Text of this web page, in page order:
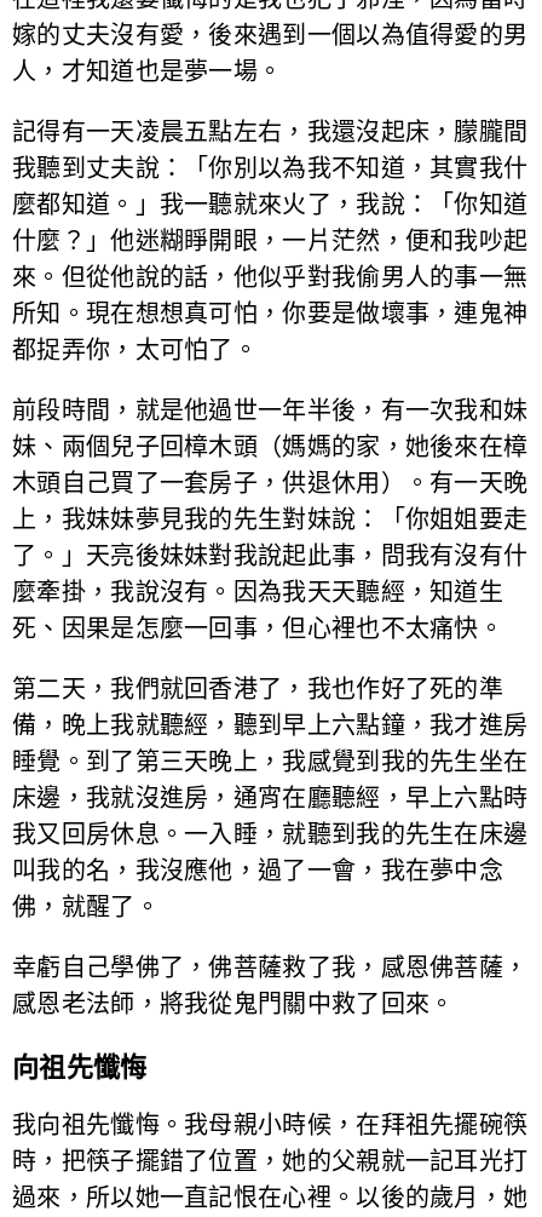
嫁的丈夫沒有愛，後來遇到一個以為值得愛的男
人，才知道也是夢一場。
記得有一天凌晨五點左右，我還沒起床，朦朧間
我聽到丈夫說：「你別以為我不知道，其實我什
麼都知道。」我一聽就來火了，我說：「你知道
什麼？」他迷糊睜開眼，一片茫然，便和我吵起
來。但從他說的話，他似乎對我偷男人的事一無
所知。現在想想真可怕，你要是做壞事，連鬼神
都捉弄你，太可怕了。
前段時間，就是他過世一年半後，有一次我和妹
妹、兩個兒子回樟木頭（媽媽的家，她後來在樟
木頭自己買了一套房子，供退休用）。有一天晚
上，我妹妹夢見我的先生對妹說：「你姐姐要走
了。」天亮後妹妹對我說起此事，問我有沒有什
麼牽掛，我說沒有。因為我天天聽經，知道生
死、因果是怎麼一回事，但心裡也不太痛快。
第二天，我們就回香港了，我也作好了死的準
備，晚上我就聽經，聽到早上六點鐘，我才進房
睡覺。到了第三天晚上，我感覺到我的先生坐在
床邊，我就沒進房，通宵在廳聽經，早上六點時
我又回房休息。一入睡，就聽到我的先生在床邊
叫我的名，我沒應他，過了一會，我在夢中念
佛，就醒了。
幸虧自己學佛了，佛菩薩救了我，感恩佛菩薩，
感恩老法師，將我從鬼門關中救了回來。
向祖先懺悔
我向祖先懺悔。我母親小時候，在拜祖先擺碗筷
時，把筷子擺錯了位置，她的父親就一記耳光打
過來，所以她一直記恨在心裡。以後的歲月，她